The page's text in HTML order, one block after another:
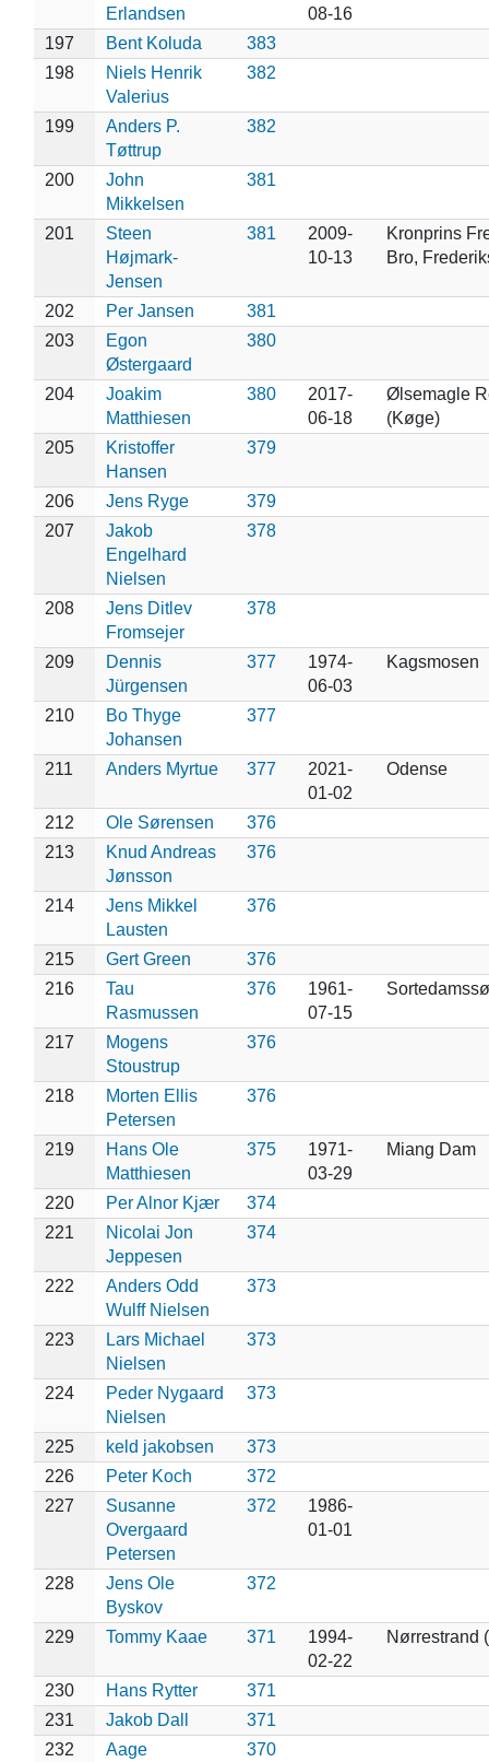
Erlandsen
08-16
197 Bent Koluda
383
198
Niels Henrik
Valerius
382
199
Anders P.
Tøttrup
382
200
John
Mikkelsen
381
201
Steen
Højmark-
Jensen
381
2009-
10-13
Kronprins
Bro,
202 Per Jansen
381
203
Egon
Østergaard
380
204
Joakim
Matthiesen
380
2017-
06-18
Ølsemagle
(Køge)
205
Kristoffer
Hansen
379
206 Jens Ryge
379
207
Jakob
Engelhard
Nielsen
378
208
Jens Ditlev
Fromsejer
378
209
Dennis
Jürgensen
377
1974-
06-03
Kagsmosen
210
Bo Thyge
Johansen
377
211 Anders Myrtue 377
2021-
01-02
Odense
212 Ole Sørensen
376
213
Knud Andreas
Jønsson
376
214
Jens Mikkel
Lausten
376
215 Gert Green
376
216
Tau
Rasmussen
376
1961-
07-15
217
Mogens
Stoustrup
376
218
Morten Ellis
Petersen
376
219
Hans Ole
Matthiesen
375
1971-
03-29
Miang Dam
220 Per Alnor Kjær
374
221
Nicolai Jon
Jeppesen
374
222
Anders Odd
Wulff Nielsen
373
223
Lars Michael
Nielsen
373
224
Peder Nygaard
Nielsen
373
225 keld jakobsen
373
226
Peter Koch
372
227
Susanne
Overgaard
Petersen
372
1986-
01-01
228
Jens Ole
Byskov
372
229 Tommy Kaae 371
1994-
02-22
Nørrestrand
230 Hans Rytter
371
231
Jakob Dall
371
232
Aage 370